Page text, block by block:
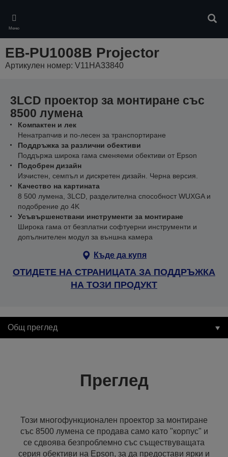
main
content
Меню
EB-PU1008B Projector
Артикулен номер: V11HA33840
3LCD проектор за монтиране със
8500 лумена
Компактен и лек
Ненатрапчив и по-лесен за транспортиране
Поддръжка за различни обективи
Поддържа широка гама сменяеми обективи от Epson
Подобрен дизайн
Изчистен, семпъл и дискретен дизайн. Черна версия.
Качество на картината
8 500 лумена, 3LCD, разделителна способност WUXGA и
подобрение до 4K
Усъвършенствани инструменти за монтиране
Широка гама от безплатни софтуерни инструменти и
допълнителен модул за външна камера
Къде да купя
ОТИДЕТЕ НА СТРАНИЦАТА ЗА ПОДДРЪЖКА
НА ТОЗИ ПРОДУКТ
Общ преглед
Преглед
Този многофункционален проектор за монтиране
със 8500 лумена се продава само като "корпус" и
се сдвоява безпроблемно със съществуващата
серия обективи на Epson, за да предостави ярки и